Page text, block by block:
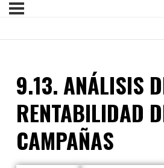
9.13. ANÁLISIS
RENTABILIDAD
CAMPAÑAS